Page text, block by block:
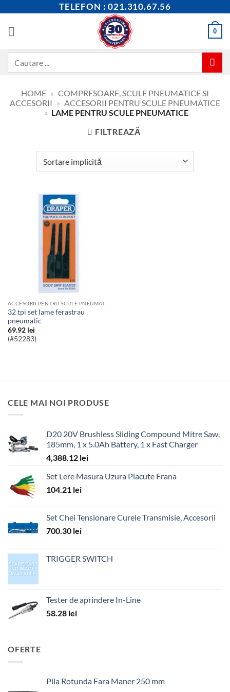
content
TELEFON : 021.310.67.56
0
HOME » COMPRESOARE, SCULE PNEUMATICE SI
ACCESORII » ACCESORII PENTRU SCULE PNEUMATICE
» LAME PENTRU SCULE PNEUMATICE
FILTREAZĂ
32 tpi set lame ferastrau
pneumatic
69.92 lei
(#52283)
CELE MAI NOI PRODUSE
D20 20V Brushless Sliding Compound Mitre Saw,
185mm, 1 x 5.0Ah Battery, 1 x Fast Charger
4,388.12 lei
Set Lere Masura Uzura Placute Frana
104.21 lei
Set Chei Tensionare Curele Transmisie, Accesorii
700.30 lei
TRIGGER SWITCH
Tester de aprindere In-Line
58.28 lei
OFERTE
Pila Rotunda Fara Maner 250 mm